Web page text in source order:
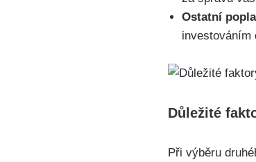
Ostatní
investováním
Důležité
Při výběru